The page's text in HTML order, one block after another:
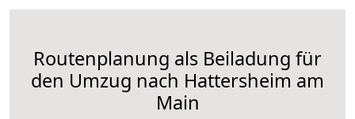
Routenplanung als Beiladung für
den Umzug nach Hattersheim am
Main